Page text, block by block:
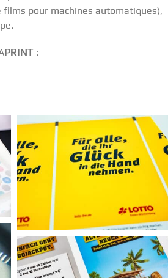
films pour machines automatiques),
PRINT: